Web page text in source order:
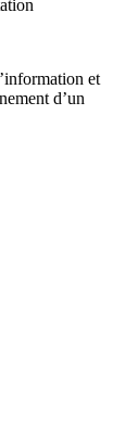
et
d’un